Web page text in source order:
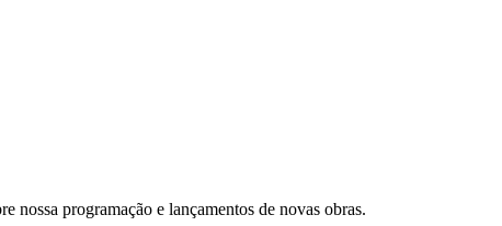
nossa programação e lançamentos de novas obras.